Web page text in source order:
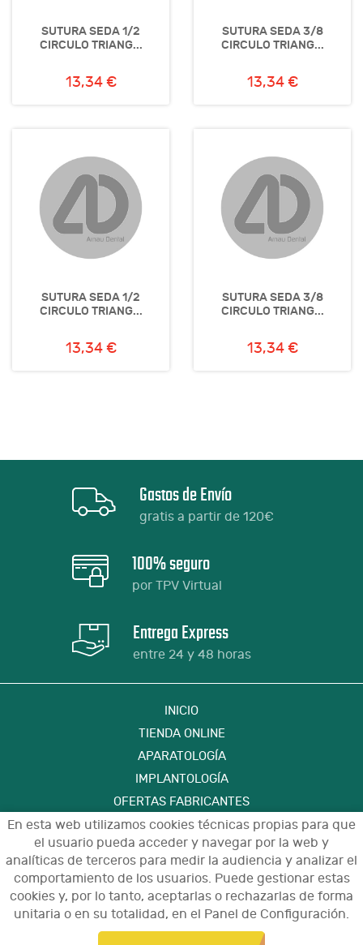
En esta web utilizamos cookies técnicas propias para que
el usuario pueda acceder y navegar por la web y
analíticas de terceros para medir la audiencia y analizar el
comportamiento de los usuarios. Puede gestionar estas
cookies y, por lo tanto, aceptarlas o rechazarlas de forma
unitaria o en su totalidad, en el Panel de Configuración.
SUTURA SEDA 1/2
CIRCULO TRIANG...
13,34 €
SUTURA SEDA 3/8
CIRCULO TRIANG...
13,34 €
SUTURA SEDA 1/2
CIRCULO TRIANG...
13,34 €
SUTURA SEDA 3/8
CIRCULO TRIANG...
13,34 €
Gastos de Envío
gratis a partir de 120€
100% seguro
por TPV Virtual
Entrega Express
entre 24 y 48 horas
INICIO
TIENDA ONLINE
APARATOLOGÍA
IMPLANTOLOGÍA
OFERTAS FABRICANTES
FORMACIÓN
CONTACTO
Aviso Legal
Política de Privacidad de Datos
Política de Cookies
Configuración de Cookies
Condiciones de Uso y Devoluciones